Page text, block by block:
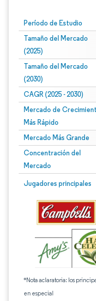
Período de Estudio
Tamaño del Mercado
(2025)
Tamaño del Mercado
(2030)
CAGR (2025 - 2030)
Mercado de
Más Rápido
Mercado Más Grande
Concentración del
Mercado
Jugadores principales
*Nota aclaratoria: los
en especial